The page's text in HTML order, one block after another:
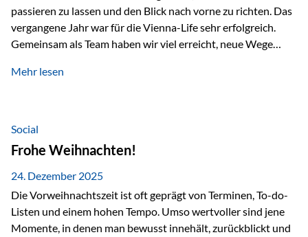
passieren zu lassen und den Blick nach vorne zu richten. Das
vergangene Jahr war für die Vienna-Life sehr erfolgreich.
Gemeinsam als Team haben wir viel erreicht, neue Wege
Veranstaltungen wie der Schnifisschnauf, aber auch unsere
starkes Miteinander ist. Neben diesen gemeinsamen
Erlebnissen konnten wir…
Mehr lesen
Social
Frohe Weihnachten!
24. Dezember 2025
Die Vorweihnachtszeit ist oft geprägt von Terminen, To-do-
Listen und einem hohen Tempo. Umso wertvoller sind jene
Momente, in denen man bewusst innehält, zurückblickt und